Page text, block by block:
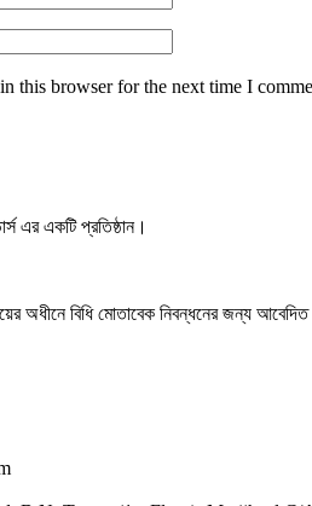
this browser for the next time I
এর একটি প্রতিষ্ঠান।
অধীনে বিধি মোতাবেক নিবন্ধনের জন্য